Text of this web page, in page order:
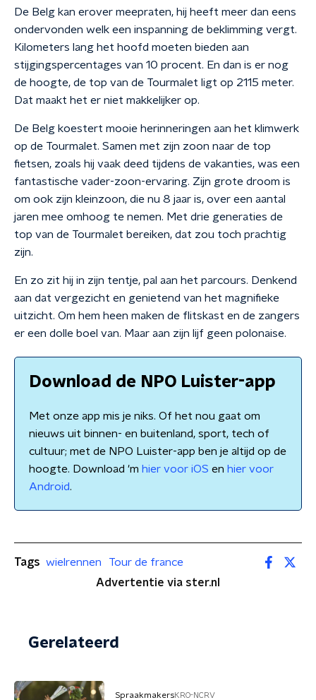
De Belg kan erover meepraten, hij heeft meer dan eens
ondervonden welk een inspanning de beklimming vergt.
Kilometers lang het hoofd moeten bieden aan
stijgingspercentages van 10 procent. En dan is er nog
de hoogte, de top van de Tourmalet ligt op 2115 meter.
Dat maakt het er niet makkelijker op.
De Belg koestert mooie herinneringen aan het klimwerk
op de Tourmalet. Samen met zijn zoon naar de top
fietsen, zoals hij vaak deed tijdens de vakanties, was een
fantastische vader-zoon-ervaring. Zijn grote droom is
om ook zijn kleinzoon, die nu 8 jaar is, over een aantal
jaren mee omhoog te nemen. Met drie generaties de
top van de Tourmalet bereiken, dat zou toch prachtig
zijn.
En zo zit hij in zijn tentje, pal aan het parcours. Denkend
aan dat vergezicht en genietend van het magnifieke
uitzicht. Om hem heen maken de flitskast en de zangers
er een dolle boel van. Maar aan zijn lijf geen polonaise.
Download de NPO Luister-app
Met onze app mis je niks. Of het nou gaat om
nieuws uit binnen- en buitenland, sport, tech of
cultuur; met de NPO Luister-app ben je altijd op de
hoogte. Download 'm hier voor iOS en hier voor
Android.
Tags wielrennen
Tour de france
Advertentie via ster.nl
Gerelateerd
SpraakmakersKRO-NCRV